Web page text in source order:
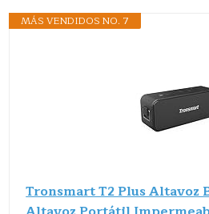
MÁS VENDIDOS NO. 7
Tronsmart T2 Plus